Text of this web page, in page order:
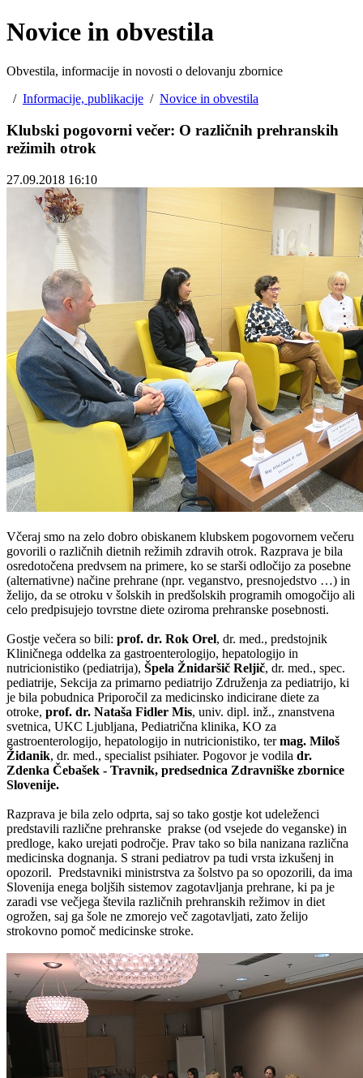
Novice in obvestila
Obvestila, informacije in novosti o delovanju zbornice
/ Informacije, publikacije / Novice in obvestila
Klubski pogovorni večer: O različnih prehranskih
režimih otrok
27.09.2018 16:10
Včeraj smo na zelo dobro obiskanem klubskem pogovornem večeru
govorili o različnih dietnih režimih zdravih otrok. Razprava je bila
osredotočena predvsem na primere, ko se starši odločijo za posebne
(alternativne) načine prehrane (npr. veganstvo, presnojedstvo …) in
želijo, da se otroku v šolskih in predšolskih programih omogočijo ali
celo predpisujejo tovrstne diete oziroma prehranske posebnosti.
Gostje večera so bili: prof. dr. Rok Orel, dr. med., predstojnik
Kliničnega oddelka za gastroenterologijo, hepatologijo in
nutricionistiko (pediatrija), Špela Žnidaršič Reljič, dr. med., spec.
pediatrije, Sekcija za primarno pediatrijo Združenja za pediatrijo, ki
je bila pobudnica Priporočil za medicinsko indicirane diete za
otroke, prof. dr. Nataša Fidler Mis, univ. dipl. inž., znanstvena
svetnica, UKC Ljubljana, Pediatrična klinika, KO za
gastroenterologijo, hepatologijo in nutricionistiko, termag. Miloš
Židanik, dr. med., specialist psihiater. Pogovor je vodila dr.
Zdenka Čebašek - Travnik, predsednica Zdravniške zbornice
Slovenije.
Razprava je bila zelo odprta, saj so tako gostje kot udeleženci
predstavili različne prehranske prakse (od vsejede do veganske) in
predloge, kako urejati področje. Prav tako so bila nanizana različna
medicinska dognanja. S strani pediatrov pa tudi vrsta izkušenj in
opozoril. Predstavniki ministrstva za šolstvo pa so opozorili, da ima
Slovenija enega boljših sistemov zagotavljanja prehrane, ki pa je
zaradi vse večjega števila različnih prehranskih režimov in diet
ogrožen, saj ga šole ne zmorejo več zagotavljati, zato želijo
strokovno pomoč medicinske stroke.